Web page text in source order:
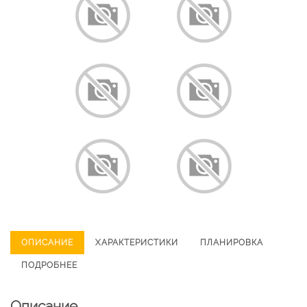
ОПИСАНИЕ ХАРАКТЕРИСТИКИ ПЛАНИРОВКА
ПОДРОБНЕЕ